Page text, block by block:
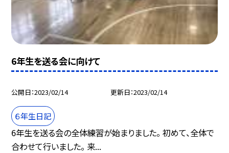
6年生を送る会に向けて
公開日 2023/02/14 更新日 2023/02/14
６年生日記
6年生を送る会の全体練習が始まりました。 初めて、全体で
合わせて行いました。 来...